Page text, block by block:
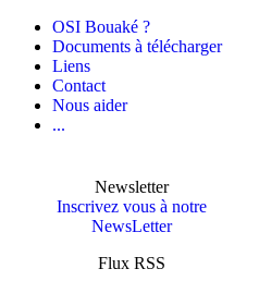
OSI Bouaké ?
Documents à télécharger
Liens
Contact
Nous aider
...
Newsletter
Inscrivez vous à notre
NewsLetter
Flux RSS